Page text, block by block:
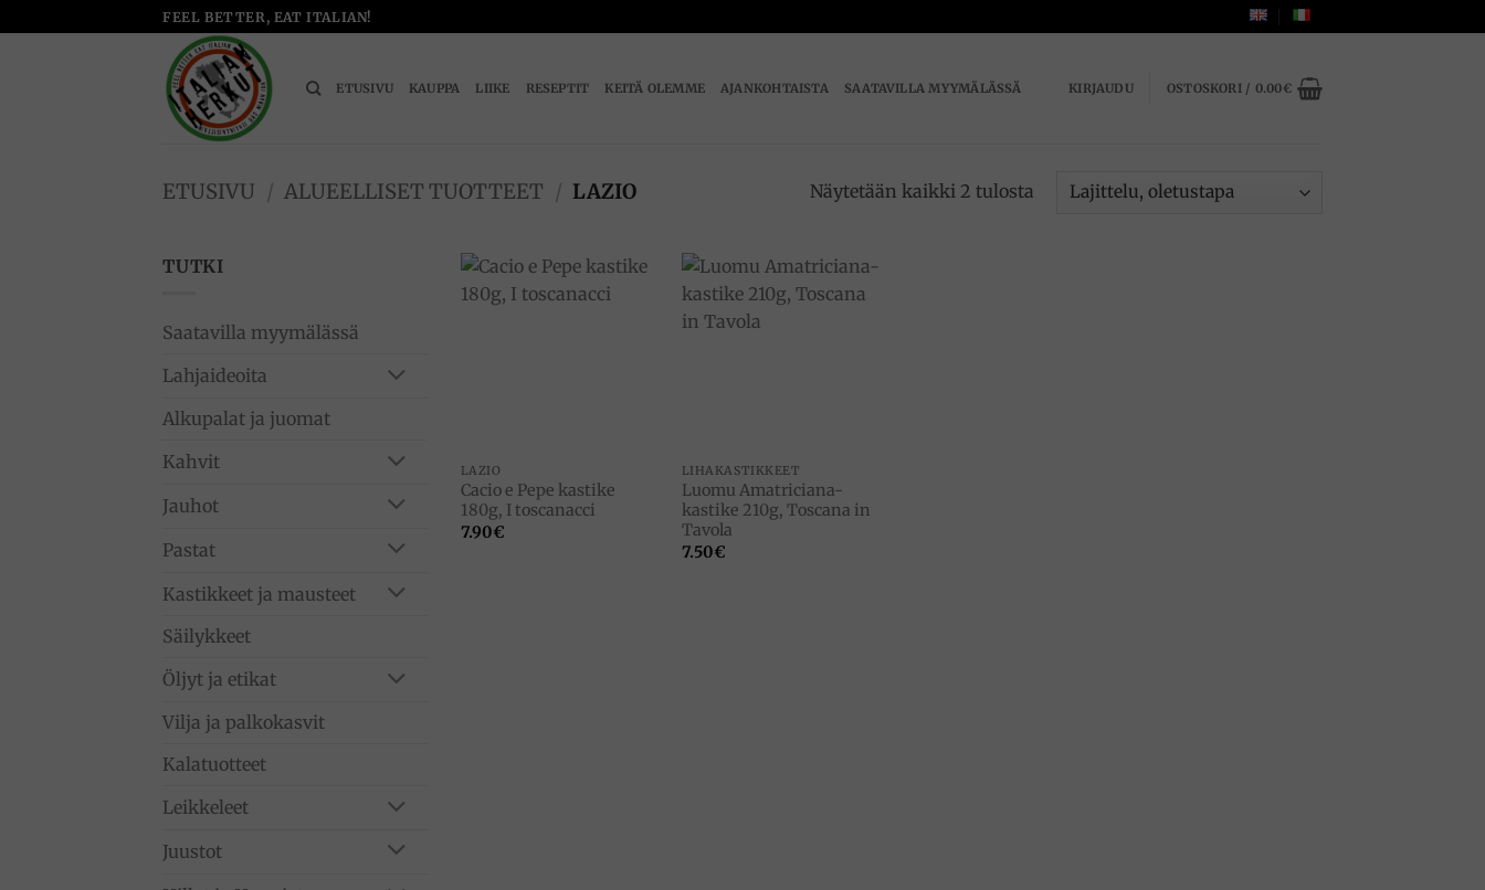
to
FEEL BETTER, EAT ITALIAN!
ETUSIVU KAUPPA LIIKE RESEPTIT KEITÄ OLEMME AJANKOHTAISTA SAATAVILLA MYYMÄLÄSSÄ KIRJAUDU OSTOSKORI / 0.00€
ETUSIVU / ALUEELLISET TUOTTEET / LAZIO Näytetään kaikki 2 tulosta
TUTKI
Saatavilla myymälässä
Lahjaideoita
Alkupalat ja juomat
Kahvit
Jauhot
Pastat
Kastikkeet ja mausteet
Säilykkeet
Öljyt ja etikat
Vilja ja palkokasvit
Kalatuotteet
Leikkeleet
Juustot
LAZIO
Cacio e Pepe kastike
180g, I toscanacci
7.90€
LIHAKASTIKKEET
Luomu Amatriciana-
kastike 210g, Toscana in
Tavola
7.50€